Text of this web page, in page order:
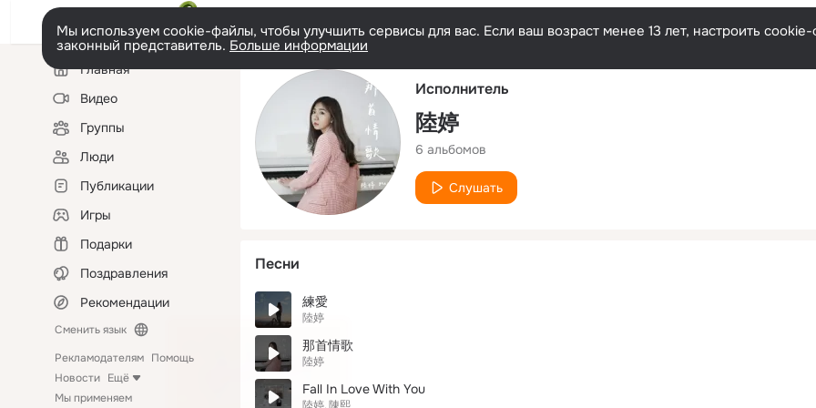
Мы используем cookie-файлы, чтобы улучшить сервисы для вас. Если ваш возраст менее 13 лет, настроить
законный представитель. Больше информации
Левая
колонкаГлавная
Видео
Группы
Люди
Публикации
Игры
Подарки
Поздравления
Рекомендации
Сменить язык
Рекламодателям Помощь
Новости Ещё
Мы применяем
Исполнитель
陸婷
6 альбомов
Слушать
Песни
練愛
陸婷
那首情歌
陸婷
Fall In Love With You